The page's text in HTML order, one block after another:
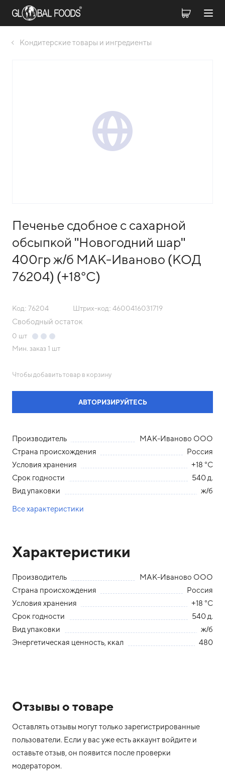
Кондитерские товары и ингредиенты
Печенье сдобное с сахарной
обсыпкой "Новогодний шар"
400гр ж/б МАК-Иваново (КОД
76204) (+18°С)
Код: 76204 Штрих-код: 4600416031719
Свободный остаток
0 шт
Мин. заказ 1 шт
Чтобы добавить товар в корзину
АВТОРИЗИРУЙТЕСЬ
Производитель
МАК-Иваново ООО
Страна происхождения
Россия
Условия хранения
+18 °С
Срок годности
540 д.
Вид упаковки
ж/б
Все характеристики
Характеристики
Производитель
МАК-Иваново ООО
Страна происхождения
Россия
Условия хранения
+18 °С
Срок годности
540 д.
Вид упаковки
ж/б
Энергетическая ценность, ккал
480
Отзывы о товаре
Оставлять отзывы могут только зарегистрированные
пользователи. Если у вас уже есть аккаунт войдите и
оставьте отзыв, он появится после проверки
модератором.